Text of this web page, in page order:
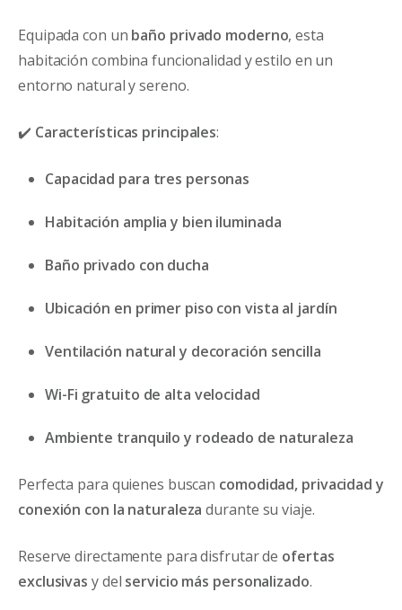
Equipada con un baño privado moderno, esta
habitación combina funcionalidad y estilo en un
entorno natural y sereno.
✔️ Características principales:
Capacidad para tres personas
Habitación amplia y bien iluminada
Baño privado con ducha
Ubicación en primer piso con vista al jardín
Ventilación natural y decoración sencilla
Wi-Fi gratuito de alta velocidad
Ambiente tranquilo y rodeado de naturaleza
Perfecta para quienes buscan comodidad, privacidad y
conexión con la naturaleza durante su viaje.
Reserve directamente para disfrutar de ofertas
exclusivas y del servicio más personalizado.